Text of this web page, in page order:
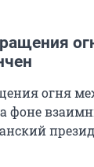
огня
фоне